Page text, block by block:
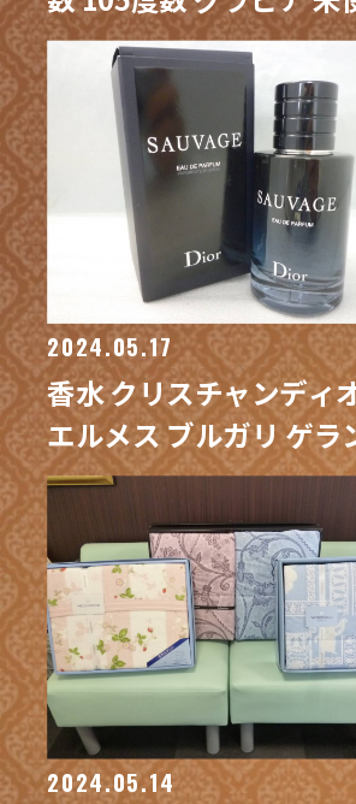
使用途中 プリペイドカ
取 / 買取専門 金沢買取プ
2024.05.17
香水 クリスチャンディ
エルメス ブルガリ ゲラ
使用 使用途中 多数 買
専門 金沢買取プラザ
2024.05.14